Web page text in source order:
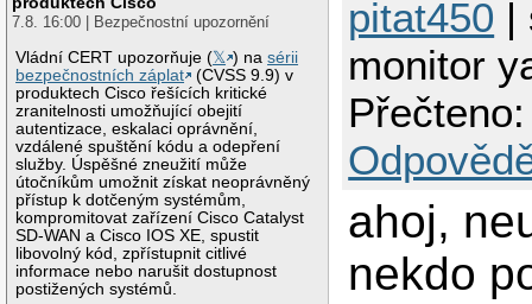
7.8. 16:00 | Bezpečnostní upozornění
Vládní CERT upozorňuje (𝕏 ) nasérii
bezpečnostních záplat
(CVSS 9.9) v
produktech Cisco řešících kritické
zranitelnosti umožňující obejití
autentizace, eskalaci oprávnění,
vzdálené spuštění kódu a odepření
služby. Úspěšné zneužití může
útočníkům umožnit získat neoprávněný
přístup k dotčeným systémům,
kompromitovat zařízení Cisco Catalyst
SD-WAN a Cisco IOS XE, spustit
libovolný kód, zpřístupnit citlivé
informace nebo narušit dostupnost
postižených systémů.
pitat450 |
monitor
ahoj,
nekdo